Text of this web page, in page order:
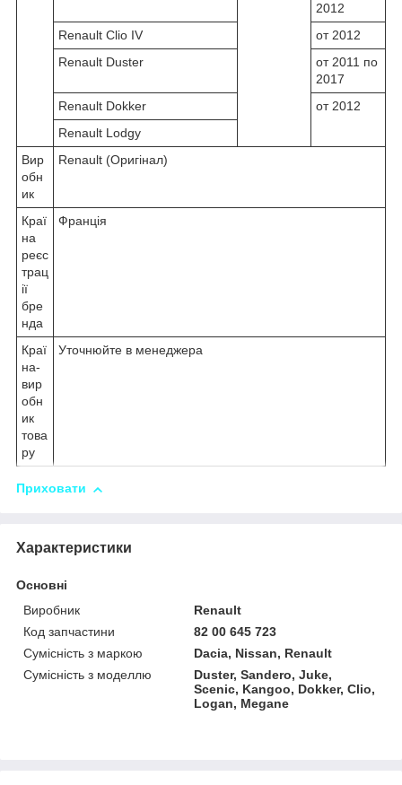
2012
Renault Clio IV
от 2012
Renault Duster
от 2011 по
2017
Renault Dokker
от 2012
Renault Lodgy
Вир
обн
ик
Renault (Оригінал)
Краї
на
реєс
трац
ії
бре
нда
Франція
Краї
на-
вир
обн
ик
това
ру
Уточнюйте в менеджера
Приховати
Характеристики
Основні
Виробник
Renault
Код запчастини
82 00 645 723
Сумісність з маркою
Dacia, Nissan, Renault
Сумісність з моделлю
Duster, Sandero, Juke,
Scenic, Kangoo, Dokker, Clio,
Logan, Megane